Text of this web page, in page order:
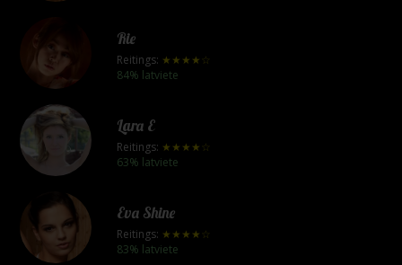
Rie
Reitings: ★★★★☆
84% latviete
Lara E
Reitings: ★★★★☆
63% latviete
Eva Shine
Reitings: ★★★★☆
83% latviete